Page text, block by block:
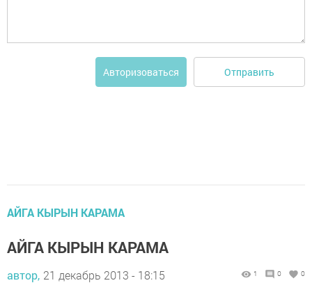
Авторизоваться Отправить
АЙГА КЫРЫН КАРАМА
АЙГА КЫРЫН КАРАМА
автор, 21 декабрь 2013 - 18:15 1 0 0